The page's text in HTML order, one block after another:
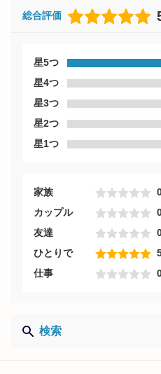
総合評価
星5つ
星4つ
星3つ
星2つ
星1つ
家族
カップル
友達
ひとりで
仕事
検索